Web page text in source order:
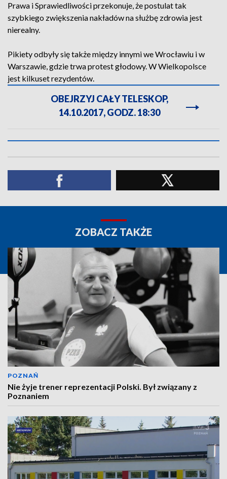
Prawa i Sprawiedliwości przekonuje, że postulat tak
szybkiego zwiększenia nakładów na służbę zdrowia jest
nierealny.
Pikiety odbyły się także między innymi we Wrocławiu i w
Warszawie, gdzie trwa protest głodowy. W Wielkopolsce
jest kilkuset rezydentów.
OBEJRZYJ CAŁY TELESKOP,
14.10.2017, GODZ. 18:30
ZOBACZ TAKŻE
POZNAŃ
Nie żyje trener reprezentacji Polski. Był związany z
Poznaniem